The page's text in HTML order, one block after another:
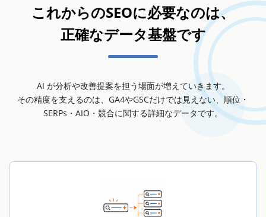
これからのSEOに必要なのは、
正確なデータ基盤です
AI が分析や改善提案を担う場面が増えていきます。
その精度を支えるのは、GA4やGSCだけでは見えない、順位・
SERPs・AIO・競合に関する詳細なデータです。